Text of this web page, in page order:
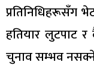
प्रतिनिधिहरूसँग
हतियार लुटपाट
चुनाव सम्भव